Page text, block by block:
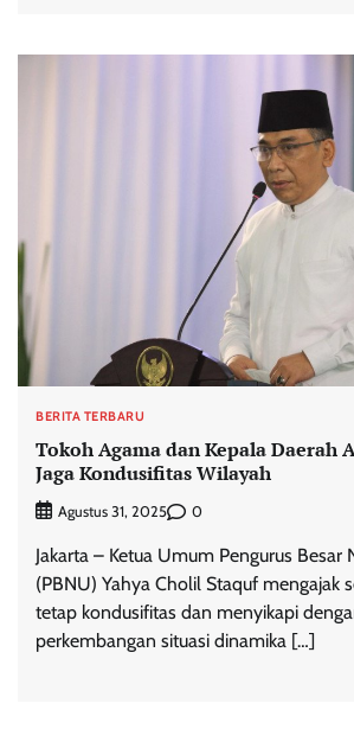
BERITA TERBARU
Tokoh Agama dan Kepala Daerah
Jaga Kondusifitas Wilayah
Agustus 31, 2025 0
Jakarta – Ketua Umum Pengurus
(PBNU) Yahya Cholil Staquf mengajak
tetap kondusifitas dan menyikapi
perkembangan situasi dinamika […]